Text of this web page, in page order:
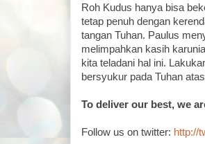
Roh Kudus hanya bisa
tetap penuh dengan
tangan Tuhan. Paulus
melimpahkan kasih
kita teladani hal ini.
bersyukur pada Tuhan
To deliver our best, we
Follow us on twitter: http://